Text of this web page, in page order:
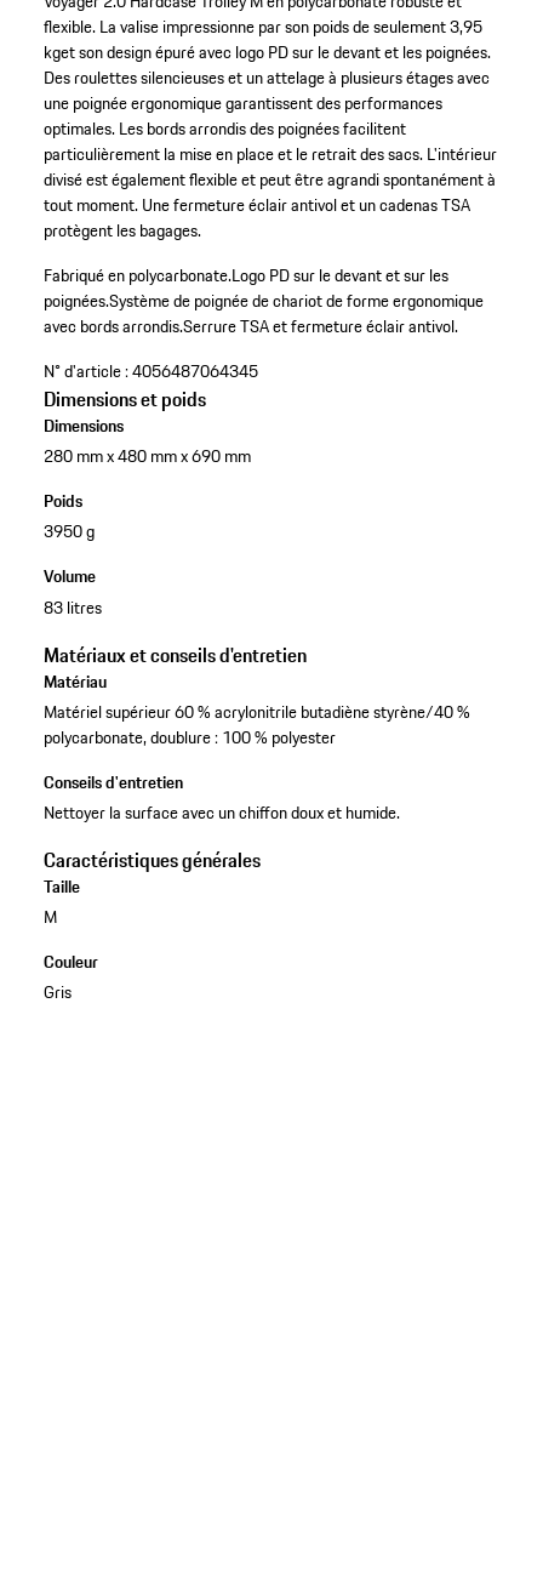
flexible. La valise impressionne par son poids de seulement 3,95
kget son design épuré avec logo PD sur le devant et les poignées.
Des roulettes silencieuses et un attelage à plusieurs étages avec
une poignée ergonomique garantissent des performances
optimales. Les bords arrondis des poignées facilitent
particulièrement la mise en place et le retrait des sacs. L'intérieur
divisé est également flexible et peut être agrandi spontanément à
tout moment. Une fermeture éclair antivol et un cadenas TSA
protègent les bagages.
Fabriqué en polycarbonate.Logo PD sur le devant et sur les
poignées.Système de poignée de chariot de forme ergonomique
avec bords arrondis.Serrure TSA et fermeture éclair antivol.
N° d'article :4056487064345
Dimensions et poids
Dimensions
280 mm x 480 mm x 690 mm
Poids
3950 g
Volume
83 litres
Matériaux et conseils d'entretien
Matériau
Matériel supérieur 60 % acrylonitrile butadiène styrène/40 %
polycarbonate, doublure : 100 % polyester
Conseils d'entretien
Nettoyer la surface avec un chiffon doux et humide.
Caractéristiques générales
Taille
M
Couleur
Gris